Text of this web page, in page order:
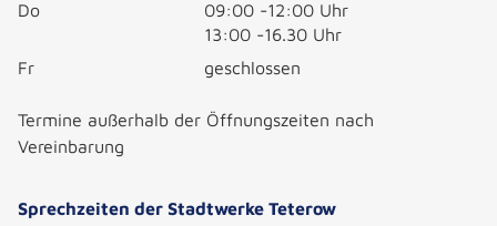
Do
09:00 -12:00 Uhr
13:00 -16.30 Uhr
Fr
geschlossen
Termine außerhalb der Öffnungszeiten nach
Vereinbarung
Sprechzeiten der Stadtwerke Teterow